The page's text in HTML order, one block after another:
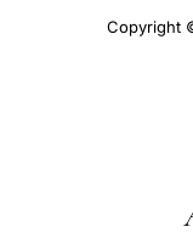
Copyright